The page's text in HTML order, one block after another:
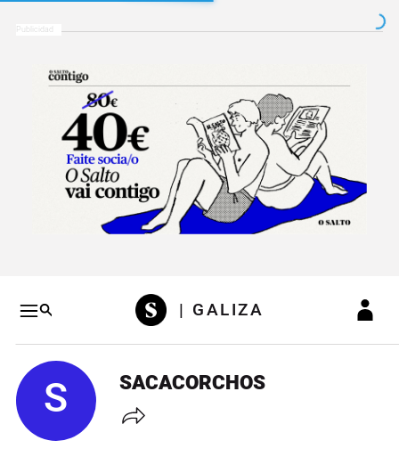
Salto a navegación
| GALIZA
S SACACORCHOS